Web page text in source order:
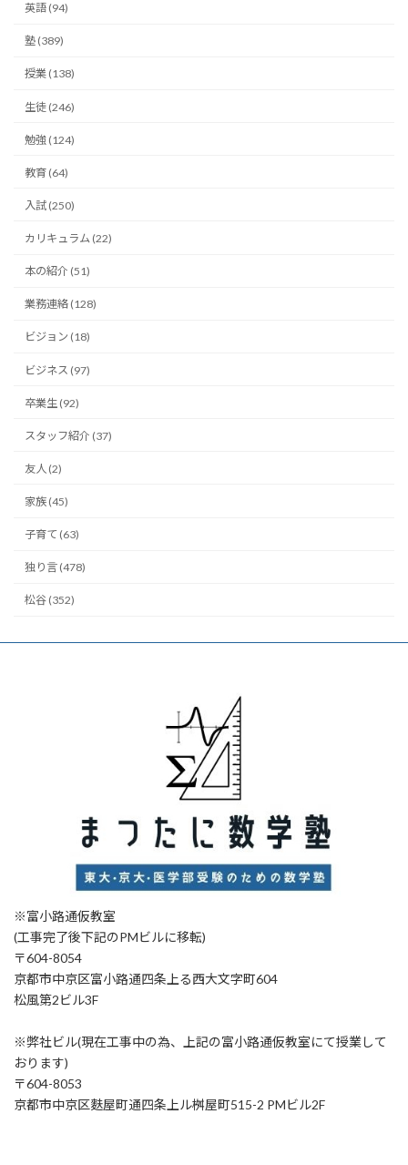
英語 (94)
塾 (389)
授業 (138)
生徒 (246)
勉強 (124)
教育 (64)
入試 (250)
カリキュラム (22)
本の紹介 (51)
業務連絡 (128)
ビジョン (18)
ビジネス (97)
卒業生 (92)
スタッフ紹介 (37)
友人 (2)
家族 (45)
子育て (63)
独り言 (478)
松谷 (352)
※富小路通仮教室
(工事完了後下記のPMビルに移転)
〒604-8054
京都市中京区富小路通四条上る西大文字町604
松風第2ビル3F
※弊社ビル(現在工事中の為、上記の富小路通仮教室にて授業して
おります)
〒604-8053
京都市中京区麩屋町通四条上ル桝屋町515-2 PMビル2F